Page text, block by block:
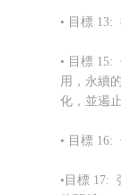
• 目標 13:
• 目標 15:
用，永續
化，並遏
• 目標 16:
•目標 17: